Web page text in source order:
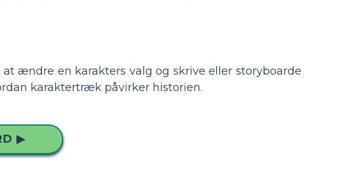
ændre en karakters valg og skrive eller storyboarde
karaktertræk påvirker historien.
▶